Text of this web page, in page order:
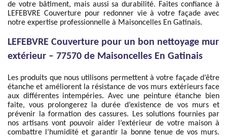
de votre bâtiment, mais aussi sa durabilité. Faites confiance à
LEFEBVRE Couverture pour redonner vie à votre façade avec
notre expertise professionnelle à Maisoncelles En Gatinais.
LEFEBVRE Couverture pour un bon nettoyage mur
extérieur – 77570 de Maisoncelles En Gatinais
Les produits que nous utilisons permettent à votre façade d’être
étanche et améliorent la résistance de vos murs extérieurs face
aux différentes intempéries. Avec une peinture étanche bien
faite, vous prolongerez la durée d’existence de vos murs et
prévenir la formation des cassures. Les solutions fournies par
nos artisans vont pouvoir aider l’extérieur de votre maison à
combattre l’humidité et garantir la bonne tenue de vos murs.